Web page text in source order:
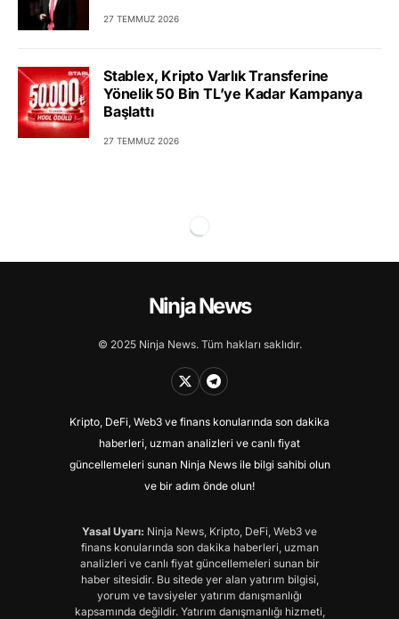
27 TEMMUZ 2026
Stablex, Kripto Varlık Transferine
Yönelik 50 Bin TL’ye Kadar Kampanya
Başlattı
27 TEMMUZ 2026
Ninja News
© 2025 Ninja News. Tüm hakları saklıdır.
Kripto, DeFi, Web3 ve finans konularında son dakika
haberleri, uzman analizleri ve canlı fiyat
güncellemeleri sunan Ninja News ile bilgi sahibi olun
ve bir adım önde olun!
Yasal Uyarı: Ninja News, Kripto, DeFi, Web3 ve
finans konularında son dakika haberleri, uzman
analizleri ve canlı fiyat güncellemeleri sunan bir
haber sitesidir. Bu sitede yer alan yatırım bilgisi,
yorum ve tavsiyeler yatırım danışmanlığı
kapsamında değildir. Yatırım danışmanlığı hizmeti,